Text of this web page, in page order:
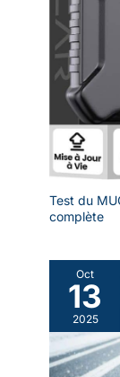
Test du
complète
Oct
13
2025